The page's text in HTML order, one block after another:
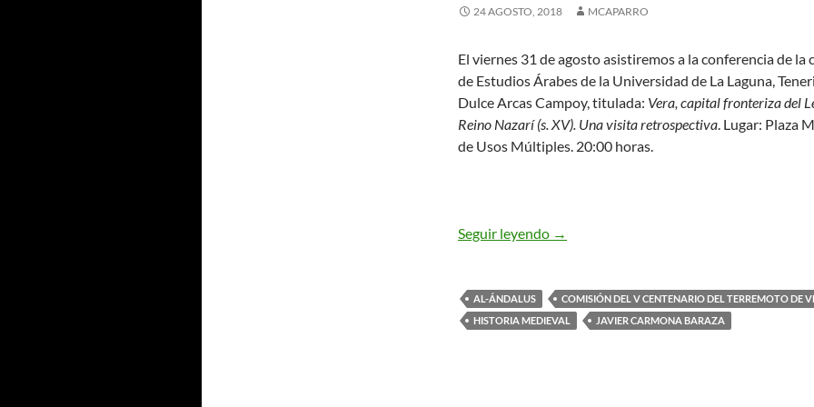
24 AGOSTO, 2018 MCAPARRO
El viernes 31 de agosto asistiremos a la conferencia de la
de Estudios Árabes de la Universidad de La Laguna,
Dulce Arcas Campoy, titulada: Vera, capital fronteriza del
Reino Nazarí (s. XV). Una visita retrospectiva. Lugar: Plaza
de Usos Múltiples. 20:00 horas.
Seguir leyendo VERA, CAPITAL FRONTERIZA.
→
AL-ÁNDALUS
COMISIÓN DEL V CENTENARIO DEL TERREMOTO DE
HISTORIA MEDIEVAL
JAVIER CARMONA BARAZA